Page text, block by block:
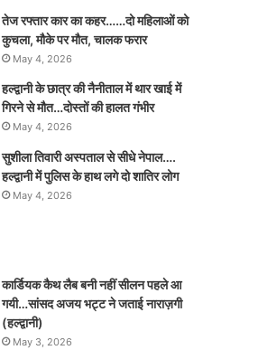
तेज रफ्तार कार का कहर……दो महिलाओं को
कुचला, मौके पर मौत, चालक फरार
May 4, 2026
हल्द्वानी के छात्र की नैनीताल में थार खाई में
गिरने से मौत…दोस्तों की हालत गंभीर
May 4, 2026
सुशीला तिवारी अस्पताल से सीधे नेपाल….
हल्द्वानी में पुलिस के हाथ लगे दो शातिर लोग
May 4, 2026
कार्डियक कैथ लैब बनी नहीं सीलन पहले आ
गयी…सांसद अजय भट्ट ने जताई नाराज़गी
(हल्द्वानी)
May 3, 2026